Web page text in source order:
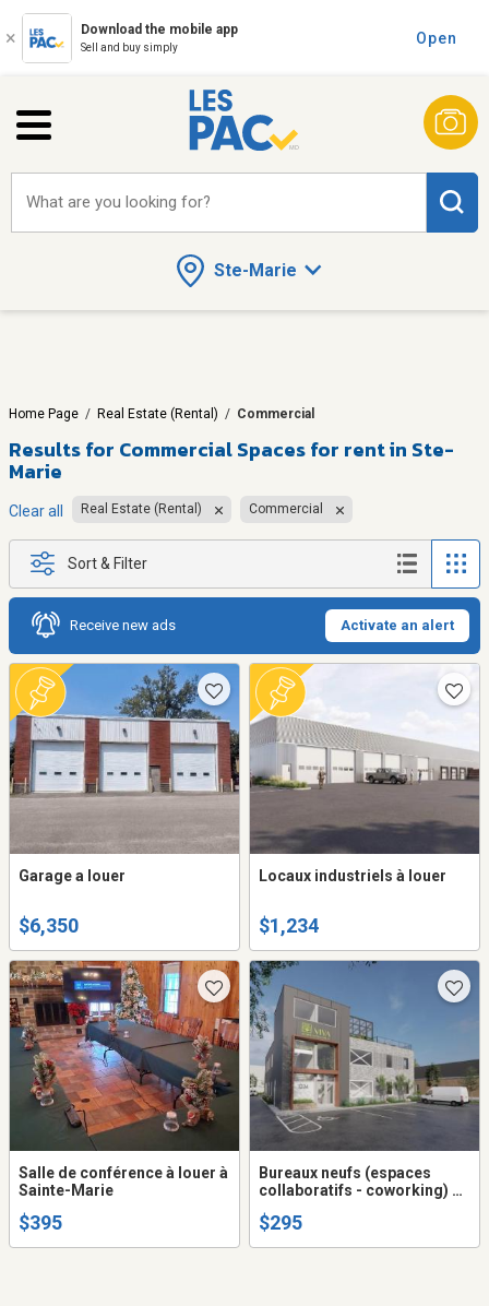
Download the mobile app
Sell and buy simply
Open
Ste-Marie
What are you looking for?
Home Page / Real Estate (Rental) / Commercial
Results for Commercial Spaces for rent in Ste-
Marie
Clear all Real Estate (Rental) Commercial
Sort & Filter
Receive new ads Activate an alert
Garage a louer
$6,350
Locaux industriels à louer
$1,234
Salle de conférence à louer à
Sainte-Marie
$395
Bureaux neufs (espaces
collaboratifs - coworking) à
SAINTE-MARIE
$295